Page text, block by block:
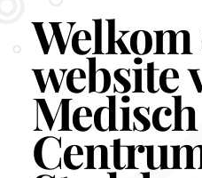
Welkom
website
Medisch